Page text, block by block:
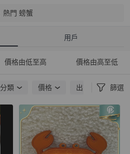
熱門 螃蟹
用戶
價格由低至高 價格由高至低
分類 價格 出貨地點 篩選